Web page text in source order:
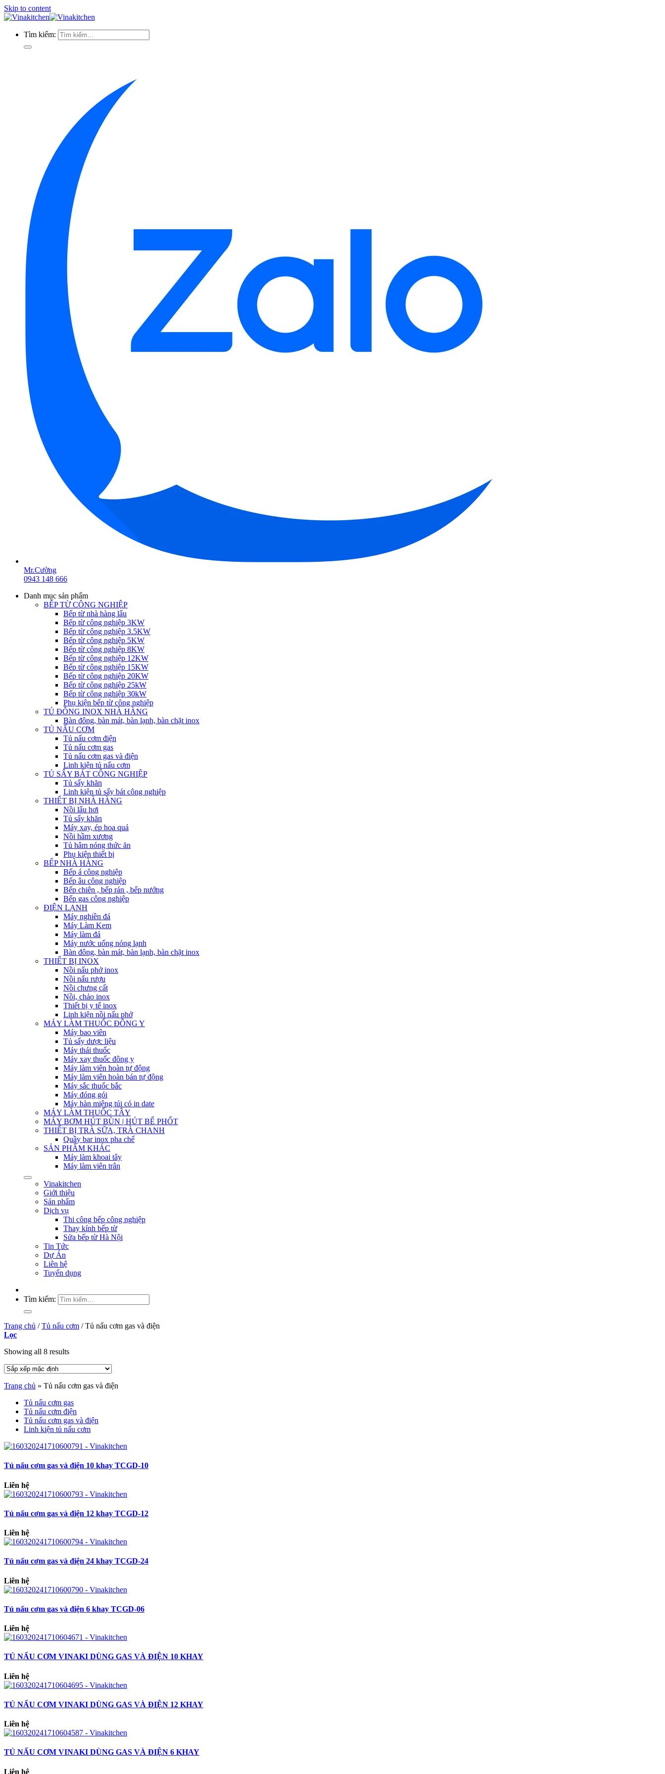
Skip to content
Tìm kiếm:
Mr.Cường
0943 148 666
Danh mục sản phẩm
BẾP TỪ CÔNG NGHIỆP
Bếp từ nhà hàng lẩu
Bếp từ công nghiệp 3KW
Bếp từ công nghiệp 3.5KW
Bếp từ công nghiệp 5KW
Bếp từ công nghiệp 8KW
Bếp từ công nghiệp 12KW
Bếp từ công nghiệp 15KW
Bếp từ công nghiệp 20KW
Bếp từ công nghiệp 25kW
Bếp từ công nghiệp 30kW
Phụ kiện bếp từ công nghiệp
TỦ ĐÔNG INOX NHÀ HÀNG
Bàn đông, bàn mát, bàn lạnh, bàn chặt inox
TỦ NẤU CƠM
Tủ nấu cơm điện
Tủ nấu cơm gas
Tủ nấu cơm gas và điện
Linh kiện tủ nấu cơm
TỦ SẤY BÁT CÔNG NGHIỆP
Tủ sấy khăn
Linh kiện tủ sấy bát công nghiệp
THIẾT BỊ NHÀ HÀNG
Nồi lẩu hơi
Tủ sấy khăn
Máy xay, ép hoa quả
Nồi hầm xương
Tủ hâm nóng thức ăn
Phụ kiện thiết bị
BẾP NHÀ HÀNG
Bếp á công nghiệp
Bếp âu công nghiệp
Bếp chiên , bếp rán , bếp nướng
Bếp gas công nghiệp
ĐIỆN LẠNH
Máy nghiền đá
Máy Làm Kem
Máy làm đá
Máy nước uống nóng lạnh
Bàn đông, bàn mát, bàn lạnh, bàn chặt inox
THIẾT BỊ INOX
Nồi nấu phở inox
Nồi nấu rượu
Nồi chưng cất
Nồi, chảo inox
Thiết bị y tế inox
Linh kiện nồi nấu phở
MÁY LÀM THUỐC ĐÔNG Y
Máy bao viên
Tủ sấy dược liệu
Máy thái thuốc
Máy xay thuốc đông y
Máy làm viên hoàn tự động
Máy làm viên hoàn bán tự động
Máy sắc thuốc bắc
Máy đóng gói
Máy hàn miệng túi có in date
MÁY LÀM THUỐC TÂY
MÁY BƠM HÚT BÙN | HÚT BỂ PHỐT
THIẾT BỊ TRÀ SỮA, TRÀ CHANH
Quầy bar inox pha chế
SẢN PHẨM KHÁC
Máy làm khoai tây
Máy làm viên trân
Vinakitchen
Giới thiệu
Sản phẩm
Dịch vụ
Thi công bếp công nghiệp
Thay kính bếp từ
Sửa bếp từ Hà Nội
Tin Tức
Dự Án
Liên hệ
Tuyển dụng
Tìm kiếm:
Trang chủ / Tủ nấu cơm /Tủ nấu cơm gas và điện
Lọc
Showing all 8 results
Trang chủ » Tủ nấu cơm gas và điện
Tủ nấu cơm gas
Tủ nấu cơm điện
Tủ nấu cơm gas và điện
Linh kiện tủ nấu cơm
Tủ nấu cơm gas và điện 10 khay TCGD-10
Liên hệ
Tủ nấu cơm gas và điện 12 khay TCGD-12
Liên hệ
Tủ nấu cơm gas và điện 24 khay TCGD-24
Liên hệ
Tủ nấu cơm gas và điện 6 khay TCGD-06
Liên hệ
TỦ NẤU CƠM VINAKI DÙNG GAS VÀ ĐIỆN 10 KHAY
Liên hệ
TỦ NẤU CƠM VINAKI DÙNG GAS VÀ ĐIỆN 12 KHAY
Liên hệ
TỦ NẤU CƠM VINAKI DÙNG GAS VÀ ĐIỆN 6 KHAY
Liên hệ